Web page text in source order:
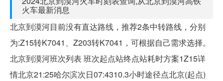
火车最新消息
北京到漠河目前没有直达路线，推荐2条中转路线，分别
为:Z15转K7041、Z203转K7041，可根据自己需求选择。
北京到漠河班次列表 班次起点站终点站耗时方案1Z15详
情北京21:25哈尔滨次日07:4310.3小时途径点北京(起点)